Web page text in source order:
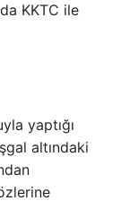
KKTC ile
yaptığı
altındaki